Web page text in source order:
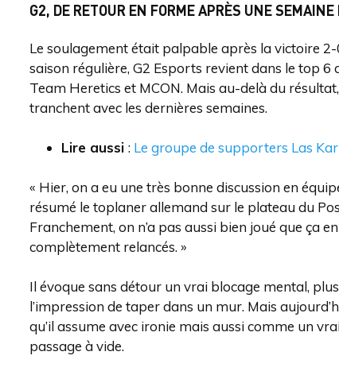
G2, DE RETOUR EN FORME APRÈS UNE
Le soulagement était palpable après la victoire
saison régulière, G2 Esports revient dans le top
Team Heretics et MCON. Mais au-delà du
tranchent avec les dernières semaines.
Lire aussi : Le groupe de supporters Las
« Hier, on a eu une très bonne discussion en
résumé le toplaner allemand sur le plateau du
Franchement, on n’a pas aussi bien joué que ça
complètement relancés. »
Il évoque sans détour un vrai blocage mental,
l’impression de taper dans un mur. Mais
qu’il assume avec ironie mais aussi comme un
passage à vide.